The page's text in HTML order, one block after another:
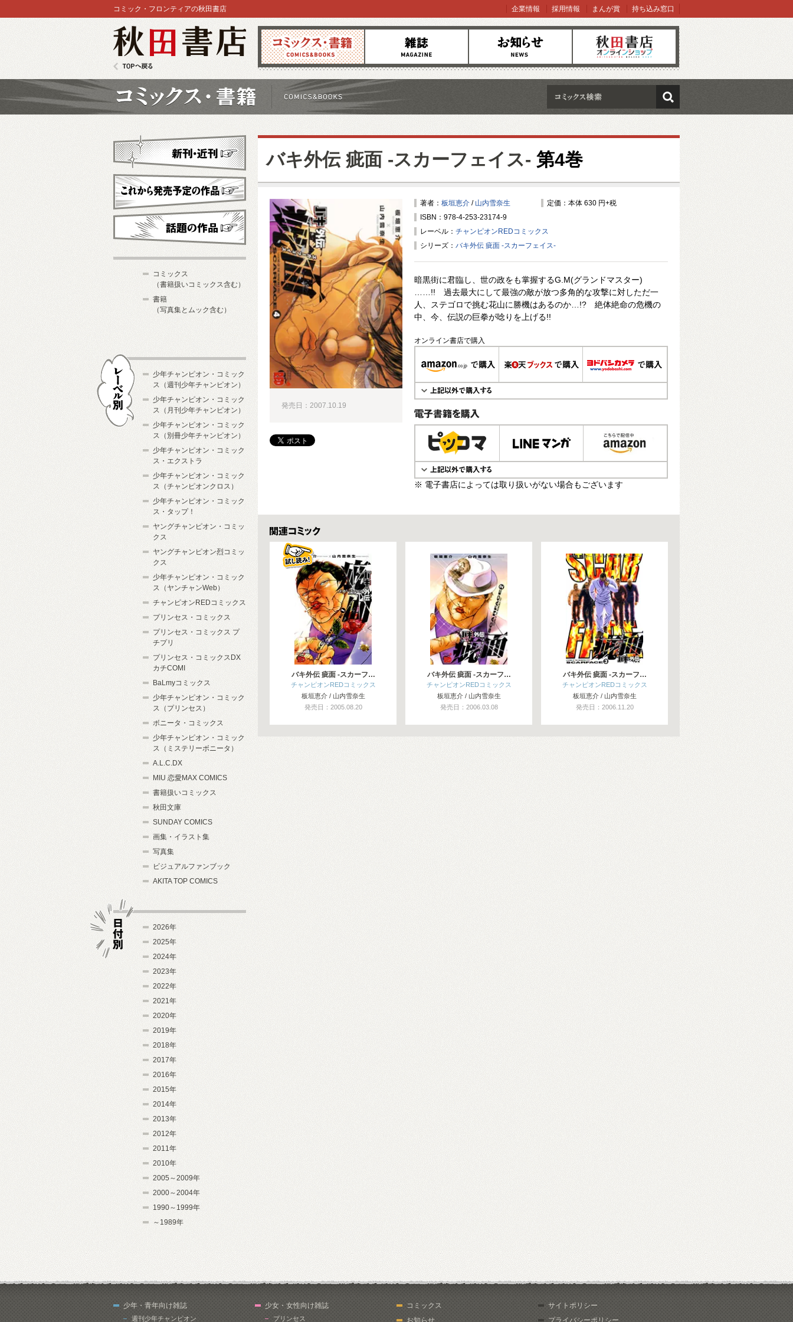
コミックス 雑誌 お知らせ オンラインショップ
コミック・フロンティアの秋田書店 企業情報 採用情報 まんが賞 持ち込み窓口
検索
バキ外伝 疵面 -スカーフェイス- 第4巻
著者： 板垣恵介 / 山内雪奈生
定価：本体 630 円+税
ISBN：978-4-253-23174-9
レーベル： チャンピオンREDコミックス
シリーズ： バキ外伝 疵面 -スカーフェイス-
暗黒街に君臨し、世の政をも掌握するG.M(グランドマスター)
……!! 過去最大にして最強の敵が放つ多角的な攻撃に対しただ一
人、ステゴロで挑む花山に勝機はあるのか…!? 絶体絶命の危機の
中、今、伝説の巨拳が唸りを上げる!!
オンライン書店で購入
電子書籍で購入
※ 電子書店によっては取り扱いがない場合もございます
発売日：2007.10.19
関連コミックス
バキ外伝 疵面 -スカーフ…
チャンピオンREDコミックス
板垣恵介 / 山内雪奈生
発売日：2005.08.20
バキ外伝 疵面 -スカーフ…
チャンピオンREDコミックス
板垣恵介 / 山内雪奈生
発売日：2006.03.08
バキ外伝 疵面 -スカーフ…
チャンピオンREDコミックス
板垣恵介 / 山内雪奈生
発売日：2006.11.20
新刊・近刊
これから発売予定
コミックス
（書籍扱いコミックス含む）
書籍
（写真集とムック含む）
少年チャンピオン・コミック
ス（週刊少年チャンピオン）
少年チャンピオン・コミック
ス（月刊少年チャンピオン）
少年チャンピオン・コミック
ス（別冊少年チャンピオン）
少年チャンピオン・コミック
ス・エクストラ
少年チャンピオン・コミック
ス（チャンピオンクロス）
少年チャンピオン・コミック
ス・タップ！
ヤングチャンピオン・コミッ
クス
ヤングチャンピオン烈コミッ
クス
少年チャンピオン・コミック
ス（ヤンチャンWeb）
チャンピオンREDコミックス
プリンセス・コミックス
プリンセス・コミックス プ
チプリ
プリンセス・コミックスDX
カチCOMI
BaLmyコミックス
少年チャンピオン・コミック
ス（プリンセス）
ボニータ・コミックス
少年チャンピオン・コミック
ス（ミステリーボニータ）
A.L.C.DX
MIU 恋愛MAX COMICS
書籍扱いコミックス
秋田文庫
SUNDAY COMICS
画集・イラスト集
写真集
ビジュアルファンブック
AKITA TOP COMICS
2026年
2025年
2024年
2023年
2022年
2021年
2020年
2019年
2018年
2017年
2016年
2015年
2014年
2013年
2012年
2011年
2010年
2005～2009年
2000～2004年
1990～1999年
～1989年
少年・青年向け雑誌
週刊少年チャンピオン
少女・女性向け雑誌
プリンセス
コミックス
お知らせ
サイトポリシー
プライバシーポリシー